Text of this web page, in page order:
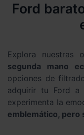
Ford
Explora nuestras
segunda mano
opciones de
adquirir tu Ford a
experimenta la
emblemático, pero